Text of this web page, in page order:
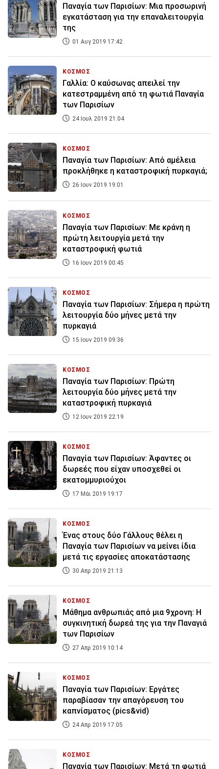
Παναγία των Παρισίων: Μια προσωρινή
εγκατάσταση για την επαναλειτουργία
της
01 Αυγ 2019 17:42
ΚΟΣΜΟΣ
Γαλλία: Ο καύσωνας απειλεί την
κατεστραμμένη από τη φωτιά Παναγία
των Παρισίων
24 Ιουλ 2019 21:04
ΚΟΣΜΟΣ
Παναγία των Παρισίων: Από αμέλεια
προκλήθηκε η καταστροφική πυρκαγιά;
26 Ιουν 2019 19:01
ΚΟΣΜΟΣ
Παναγία των Παρισίων: Με κράνη η
πρώτη λειτουργία μετά την
καταστροφική φωτιά
16 Ιουν 2019 00:45
ΚΟΣΜΟΣ
Παναγία των Παρισίων: Σήμερα η πρώτη
λειτουργία δύο μήνες μετά την
πυρκαγιά
15 Ιουν 2019 09:36
ΚΟΣΜΟΣ
Παναγία των Παρισίων: Πρώτη
λειτουργία δύο μήνες μετά την
καταστροφική πυρκαγιά
12 Ιουν 2019 22:19
ΚΟΣΜΟΣ
Παναγία των Παρισίων: Άφαντες οι
δωρεές που είχαν υποσχεθεί οι
εκατομμυριούχοι
17 Μάι 2019 19:17
ΚΟΣΜΟΣ
Ένας στους δύο Γάλλους θέλει η
Παναγία των Παρισίων να μείνει ίδια
μετά τις εργασίες αποκατάστασης
30 Απρ 2019 21:13
ΚΟΣΜΟΣ
Μάθημα ανθρωπιάς από μια 9χρονη: Η
συγκινητική δωρεά της για την Παναγιά
των Παρισίων
27 Απρ 2019 10:14
ΚΟΣΜΟΣ
Παναγία των Παρισίων: Εργάτες
παραβίασαν την απαγόρευση του
καπνίσματος (pics&vid)
24 Απρ 2019 17:05
ΚΟΣΜΟΣ
Παναγία των Παρισίων: Μετά τη φωτιά